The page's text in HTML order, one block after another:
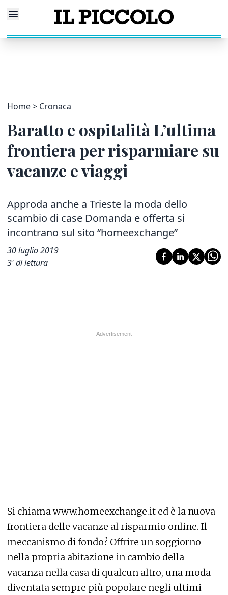
Home Cronaca
Baratto e ospitalità L’ultima
frontiera per risparmiare su
vacanze e viaggi
Approda anche a Trieste la moda dello
scambio di case Domanda e offerta si
incontrano sul sito “homeexchange”
30 luglio 2019
3' di lettura
Si chiama www.homeexchange.it ed è la nuova
frontiera delle vacanze al risparmio online. Il
meccanismo di fondo? Offrire un soggiorno
nella propria abitazione in cambio della
vacanza nella casa di qualcun altro, una moda
diventata sempre più popolare negli ultimi